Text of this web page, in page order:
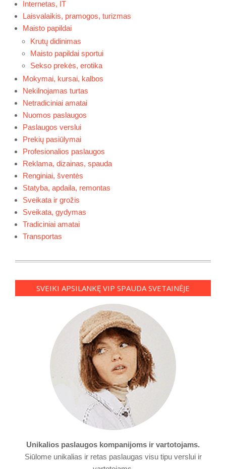
Internetas, IT
Laisvalaikis, pramogos, turizmas
Maisto papildai
Krutų didinimas
Maisto papildai sportui
Sekso prekės, erotika
Mokymai, kursai, kalbos
Nekilnojamas turtas
Netradiciniai amatai
Nuomos paslaugos
Paslaugos verslui
Prekių pasiūlymai
Profesionalios paslaugos
Reklama, dizainas, spauda
Renginiai, šventės
Statyba, apdaila, remontas
Sveikata ir grožis
Sveikata, gydymas
Tradiciniai amatai
Transportas
SVEIKI APSILANKĘ VIP SPAUDA SVETAINĖJE
Unikalios paslaugos kompanijoms ir vartotojams.
Siūlome unikalias ir retas paslaugas visu tipu verslui ir